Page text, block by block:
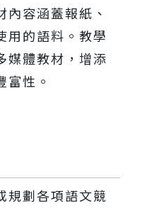
內容涵蓋報紙、
用的語料。教學
媒體教材，增添
富性。
規劃各項語文競